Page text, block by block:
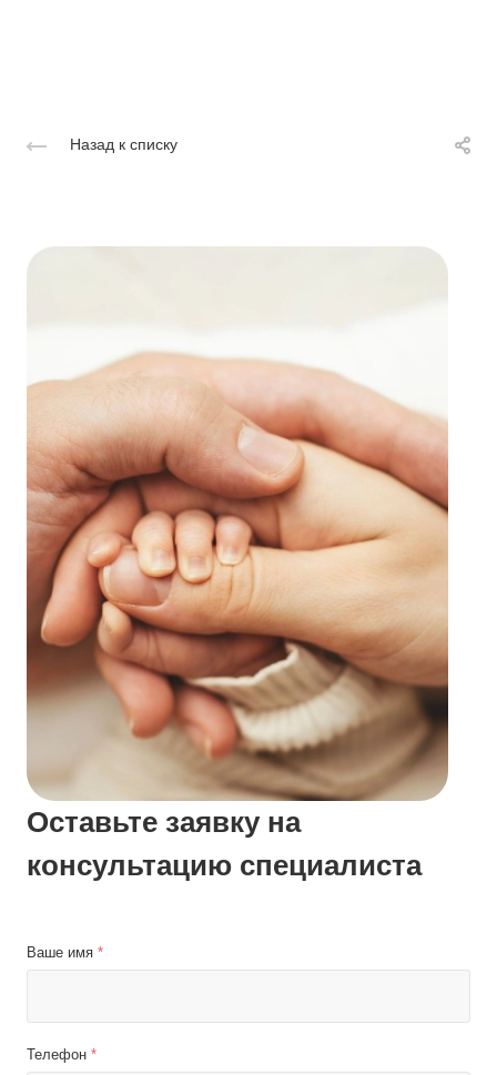
Назад к списку
Оставьте заявку на
консультацию специалиста
Ваше имя *
Телефон *